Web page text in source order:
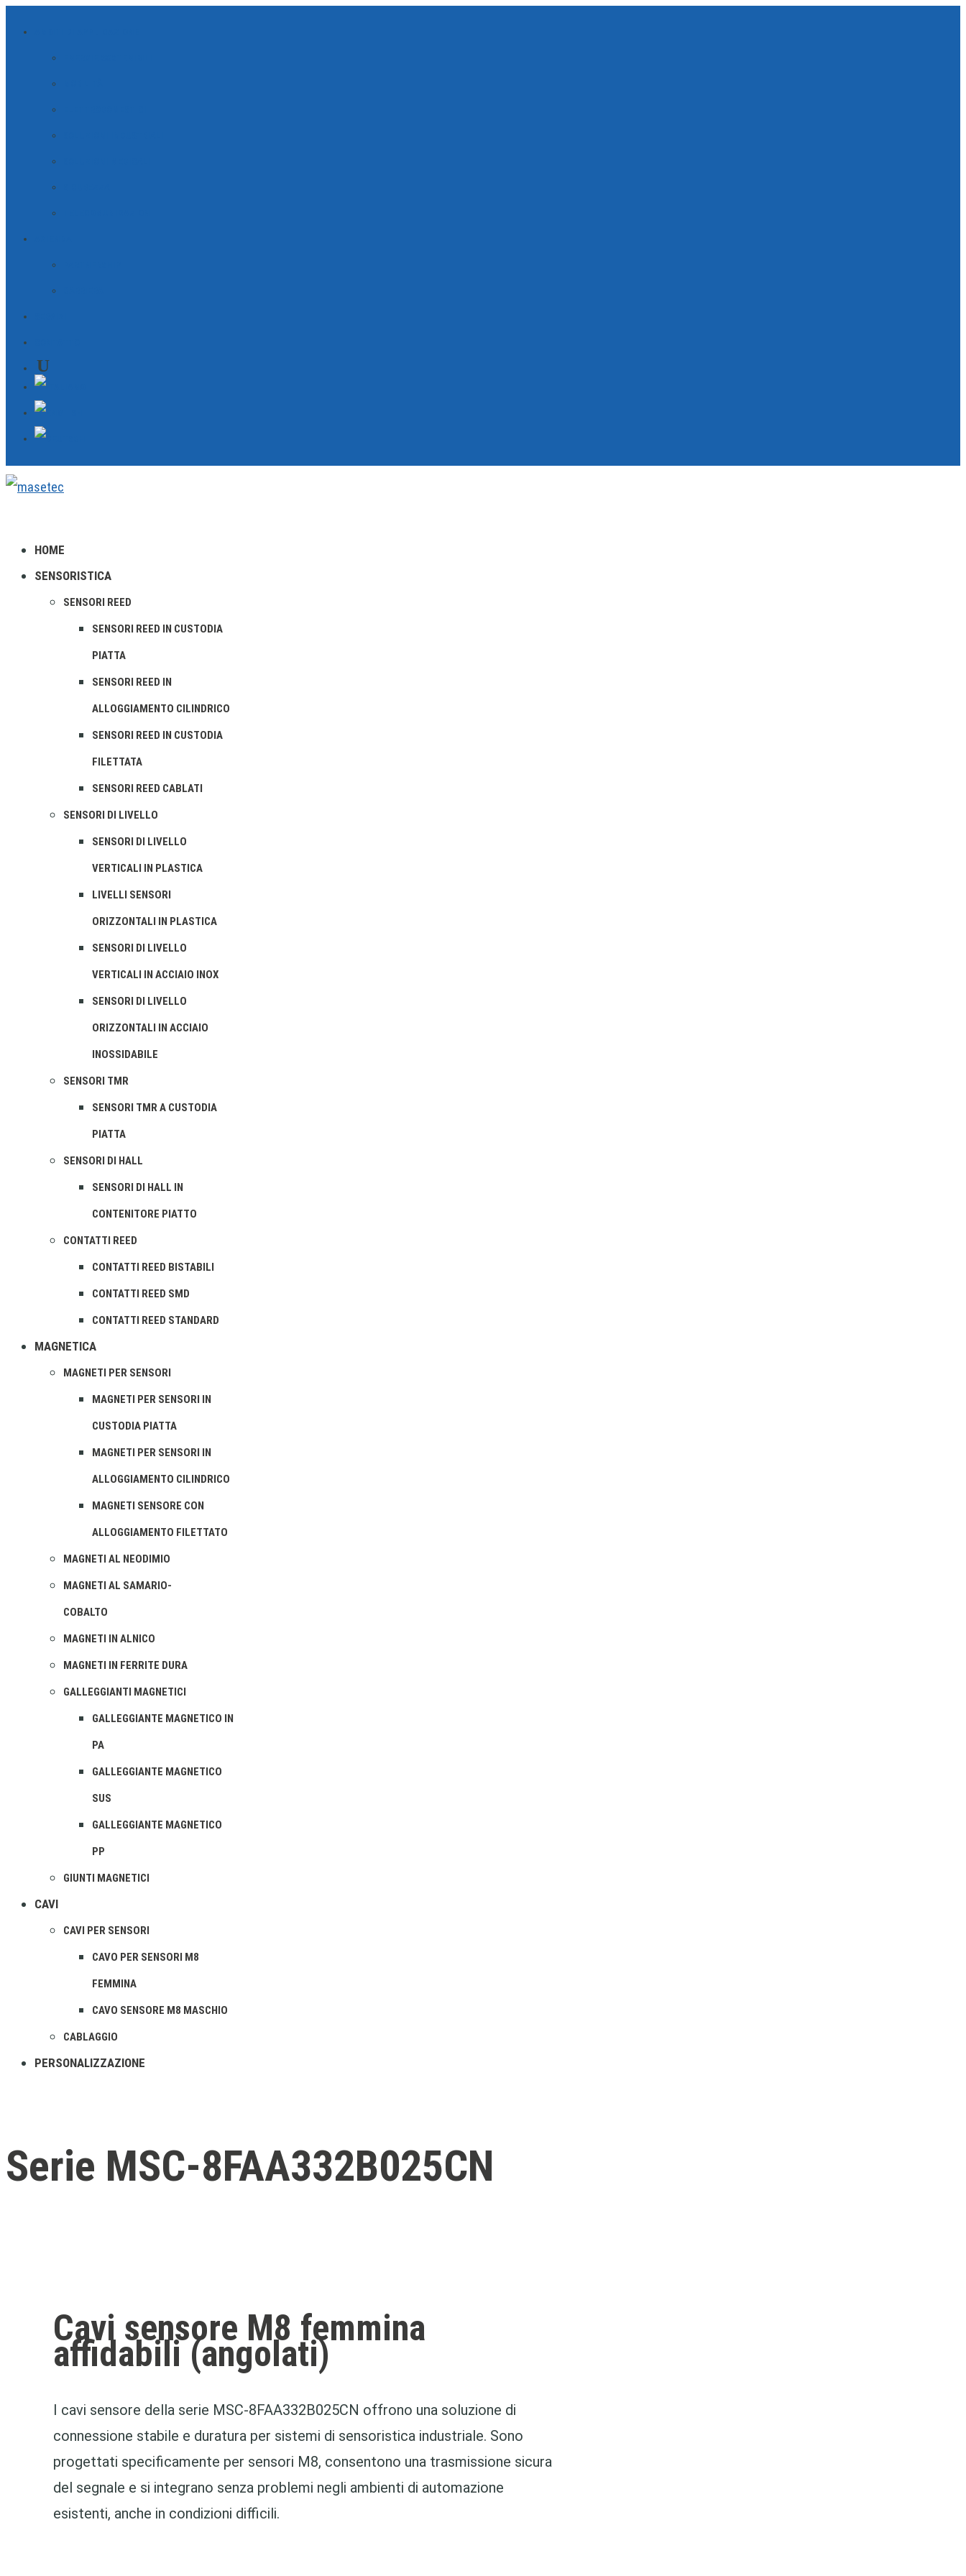
HOME
SENSORISTICA
SENSORI REED
SENSORI REED IN CUSTODIA
PIATTA
SENSORI REED IN
ALLOGGIAMENTO CILINDRICO
SENSORI REED IN CUSTODIA
FILETTATA
SENSORI REED CABLATI
SENSORI DI LIVELLO
SENSORI DI LIVELLO
VERTICALI IN PLASTICA
LIVELLI SENSORI
ORIZZONTALI IN PLASTICA
SENSORI DI LIVELLO
VERTICALI IN ACCIAIO INOX
SENSORI DI LIVELLO
ORIZZONTALI IN ACCIAIO
INOSSIDABILE
SENSORI TMR
SENSORI TMR A CUSTODIA
PIATTA
SENSORI DI HALL
SENSORI DI HALL IN
CONTENITORE PIATTO
CONTATTI REED
CONTATTI REED BISTABILI
CONTATTI REED SMD
CONTATTI REED STANDARD
MAGNETICA
MAGNETI PER SENSORI
MAGNETI PER SENSORI IN
CUSTODIA PIATTA
MAGNETI PER SENSORI IN
ALLOGGIAMENTO CILINDRICO
MAGNETI SENSORE CON
ALLOGGIAMENTO FILETTATO
MAGNETI AL NEODIMIO
MAGNETI AL SAMARIO-
COBALTO
MAGNETI IN ALNICO
MAGNETI IN FERRITE DURA
GALLEGGIANTI MAGNETICI
GALLEGGIANTE MAGNETICO IN
PA
GALLEGGIANTE MAGNETICO
SUS
GALLEGGIANTE MAGNETICO
PP
GIUNTI MAGNETICI
CAVI
CAVI PER SENSORI
CAVO PER SENSORI M8
FEMMINA
CAVO SENSORE M8 MASCHIO
CABLAGGIO
PERSONALIZZAZIONE
Serie MSC-8FAA332B025CN
Cavi sensore M8 femmina
affidabili (angolati)
I cavi sensore della serie MSC‑8FAA332B025CN offrono una soluzione di
connessione stabile e duratura per sistemi di sensoristica industriale. Sono
progettati specificamente per sensori M8, consentono una trasmissione sicura
del segnale e si integrano senza problemi negli ambienti di automazione
esistenti, anche in condizioni difficili.